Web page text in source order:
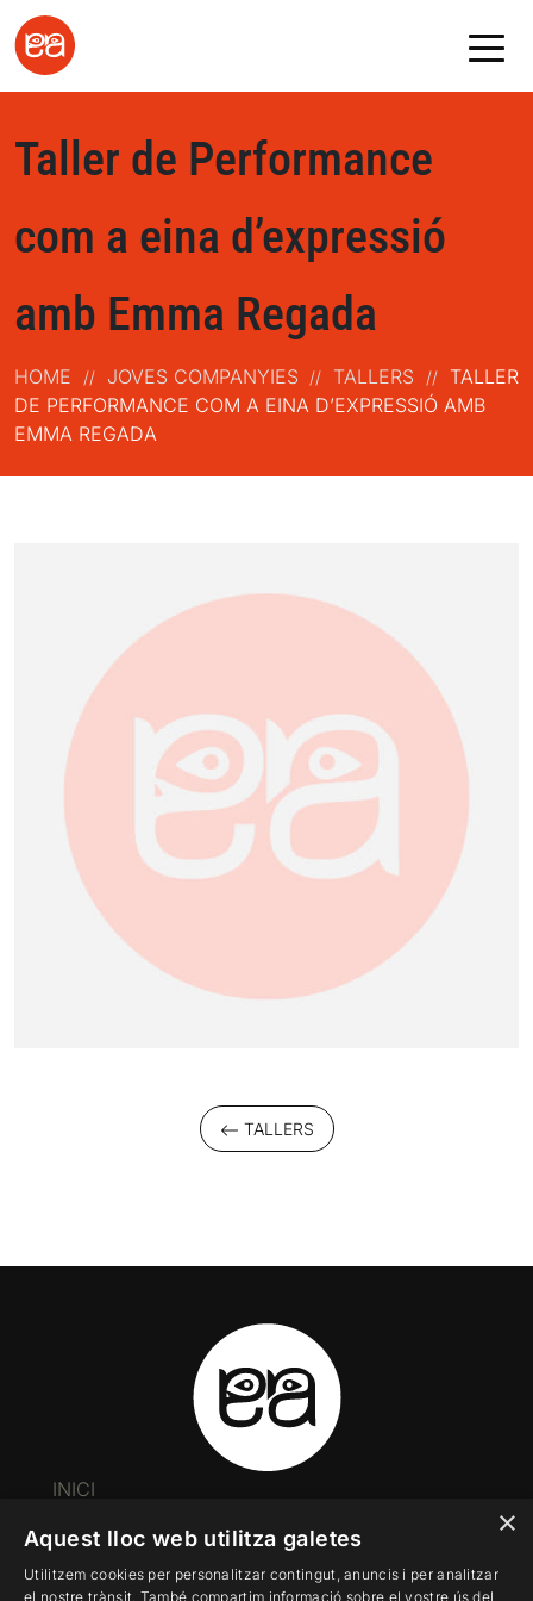
Taller de Performance
com a eina d’expressió
amb Emma Regada
HOME // JOVES COMPANYIES // TALLERS //
TALLER
DE PERFORMANCE COM A EINA D’EXPRESSIÓ AMB
EMMA REGADA
TALLERS
INICI
TALLERS
CONTACTE
×
Aquest lloc web utilitza galetes
Utilitzem cookies per personalitzar contingut, anuncis i per analitzar
el nostre trànsit. També compartim informació sobre el vostre ús del